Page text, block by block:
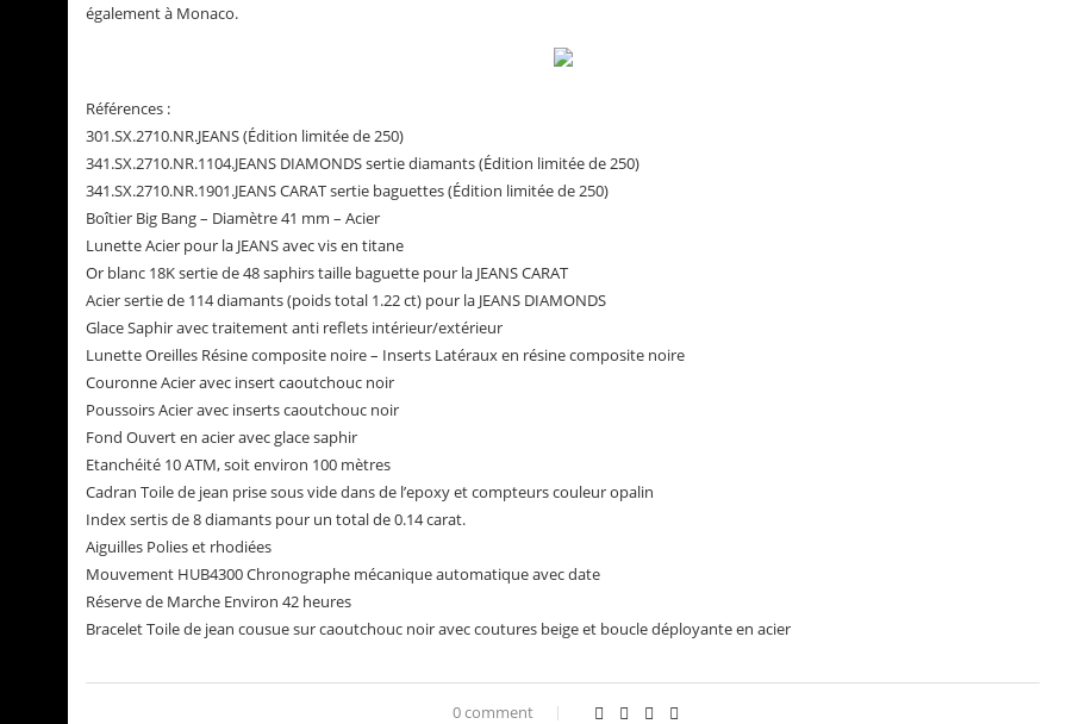
également à Monaco.
Références :
301.SX.2710.NR.JEANS (Édition limitée de 250)
341.SX.2710.NR.1104.JEANS DIAMONDS sertie diamants (Édition limitée de 250)
341.SX.2710.NR.1901.JEANS CARAT sertie baguettes (Édition limitée de 250)
Boîtier Big Bang – Diamètre 41 mm – Acier
Lunette Acier pour la JEANS avec vis en titane
Or blanc 18K sertie de 48 saphirs taille baguette pour la JEANS CARAT
Acier sertie de 114 diamants (poids total 1.22 ct) pour la JEANS DIAMONDS
Glace Saphir avec traitement anti reflets intérieur/extérieur
Lunette Oreilles Résine composite noire – Inserts Latéraux en résine composite noire
Couronne Acier avec insert caoutchouc noir
Poussoirs Acier avec inserts caoutchouc noir
Fond Ouvert en acier avec glace saphir
Etanchéité 10 ATM, soit environ 100 mètres
Cadran Toile de jean prise sous vide dans de l’epoxy et compteurs couleur opalin
Index sertis de 8 diamants pour un total de 0.14 carat.
Aiguilles Polies et rhodiées
Mouvement HUB4300 Chronographe mécanique automatique avec date
Réserve de Marche Environ 42 heures
Bracelet Toile de jean cousue sur caoutchouc noir avec coutures beige et boucle déployante en acier
0 comment